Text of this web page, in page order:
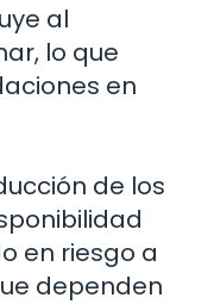
al
lo que
en
de los
en riesgo a
dependen